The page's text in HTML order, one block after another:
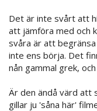
Det är inte svårt att
att jämföra med och
svåra är att
inte ens börja. Det
nån gammal grek,
Är den ändå värd att
gillar ju 'såna här'